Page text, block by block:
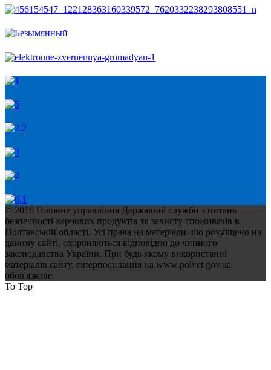
© 2016 Головне управління Державної служби з питань
безпечності харчових продуктів та захисту споживачів в
Полтавській області. Усі права на матеріали, що розміщено на
даному сайті, охороняються відповідно до чинного
законодавства України. При будь-якому використанні
матеріалів сайту, гіперпосилання на www.polvet.gov.ua
обов'язкове.
To Top